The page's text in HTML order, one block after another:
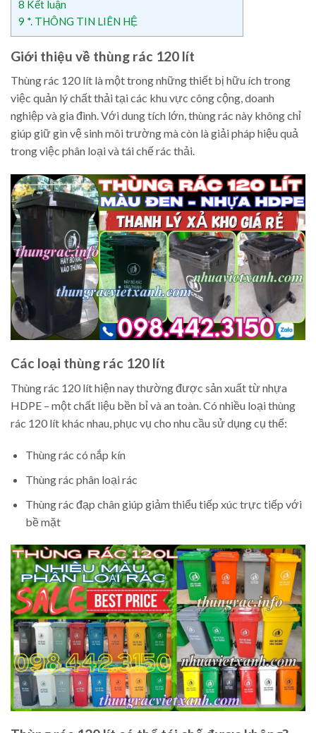
8 Kết luận
9 *. THÔNG TIN LIÊN HỆ
Giới thiệu về thùng rác 120 lít
Thùng rác 120 lít là một trong những thiết bị hữu ích trong
việc quản lý chất thải tại các khu vực công cộng, doanh
nghiệp và gia đình. Với dung tích lớn, thùng rác này không chỉ
giúp giữ gìn vệ sinh môi trường mà còn là giải pháp hiệu quả
trong việc phân loại và tái chế rác thải.
Các loại thùng rác 120 lít
Thùng rác 120 lít hiện nay thường được sản xuất từ nhựa
HDPE – một chất liệu bền bỉ và an toàn. Có nhiều loại thùng
rác 120 lít khác nhau, phục vụ cho nhu cầu sử dụng cụ thể:
Thùng rác có nắp kín
Thùng rác phân loại rác
Thùng rác đạp chân giúp giảm thiểu tiếp xúc trực tiếp với
bề mặt